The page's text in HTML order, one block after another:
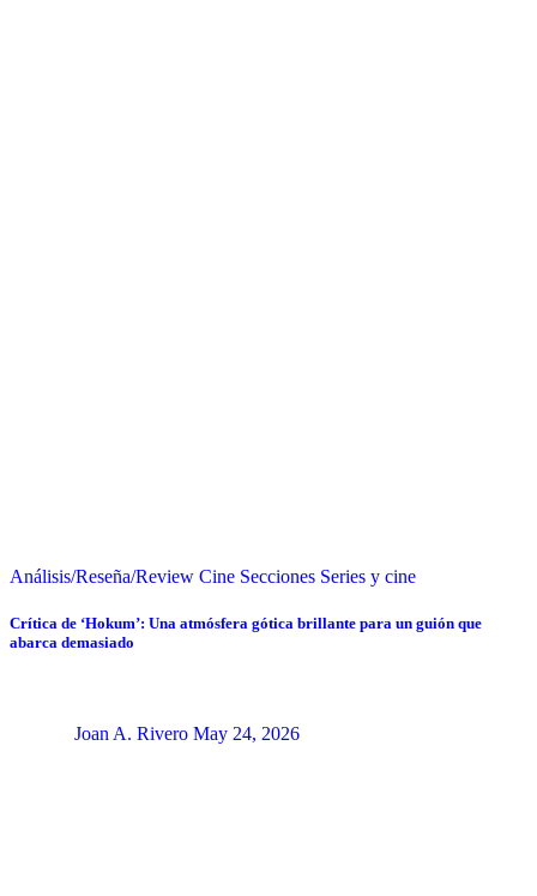
Análisis/Reseña/Review Cine Secciones Series y cine
Crítica de ‘Hokum’: Una atmósfera gótica brillante para un guión que
abarca demasiado
Joan A. Rivero May 24, 2026